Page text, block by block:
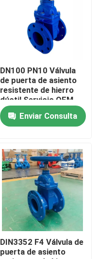
DN100 PN10 Válvula
de puerta de asiento
resistente de hierro
dúctil Servicio OEM
Enviar Consulta
DIN3352 F4 Válvula de
puerta de asiento